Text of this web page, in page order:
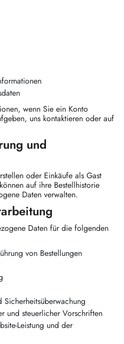
wenn Sie ein Konto
uns kontaktieren oder auf
und
oder Einkäufe als Gast
auf ihre Bestellhistorie
Daten verwalten.
Daten für die folgenden
von Bestellungen
Sicherheitsüberwachung
und steuerlicher Vorschriften
Leistung und der